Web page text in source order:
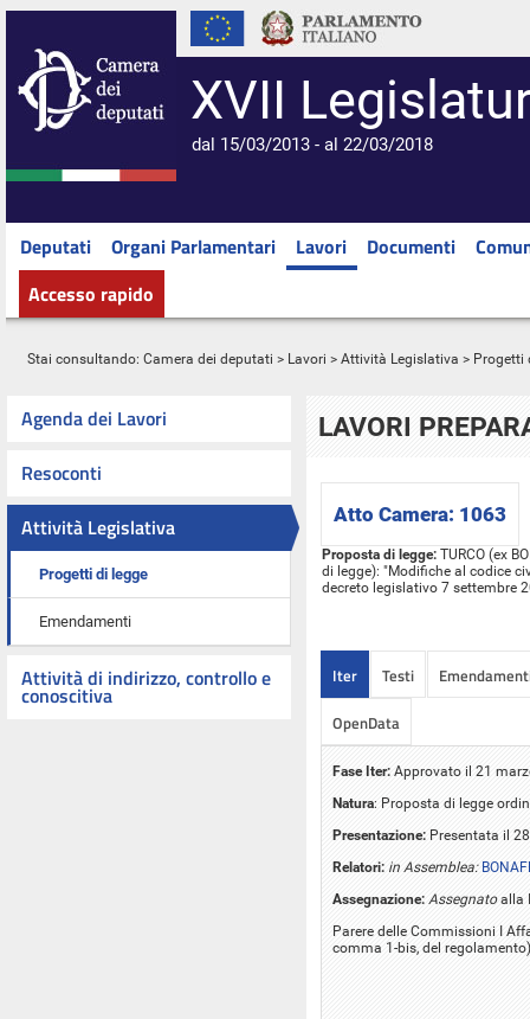
XVII
dal 15/03/2013 - al 22/03/2018
Deputati Organi Parlamentari Lavori Documenti
Accesso rapido
Stai consultando: Camera dei deputati > Lavori > Attività Legislativa > Progetti
Agenda dei Lavori
Resoconti
Attività Legislativa
Progetti di legge
Emendamenti
Attività di indirizzo, controllo e
conoscitiva
LAVORI
Atto Camera: 1063
Proposta di legge: TURCO (ex
di legge): "Modifiche al codice
decreto legislativo 7 settembre
Iter Testi
OpenData
Fase Iter: Approvato il 21
Natura: Proposta di legge
Presentazione: Presentata il
Relatori: in Assemblea:
Assegnazione: Assegnatoalla
Parere delle Commissioni I
comma 1-bis, del regolamento)